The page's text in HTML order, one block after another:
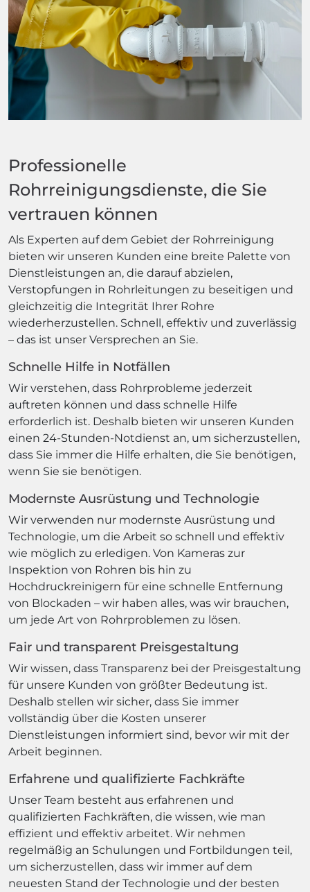
Professionelle
Rohrreinigungsdienste, die Sie
vertrauen können
Als Experten auf dem Gebiet der Rohrreinigung
bieten wir unseren Kunden eine breite Palette von
Dienstleistungen an, die darauf abzielen,
Verstopfungen in Rohrleitungen zu beseitigen und
gleichzeitig die Integrität Ihrer Rohre
wiederherzustellen. Schnell, effektiv und zuverlässig
– das ist unser Versprechen an Sie.
Schnelle Hilfe in Notfällen
Wir verstehen, dass Rohrprobleme jederzeit
auftreten können und dass schnelle Hilfe
erforderlich ist. Deshalb bieten wir unseren Kunden
einen 24-Stunden-Notdienst an, um sicherzustellen,
dass Sie immer die Hilfe erhalten, die Sie benötigen,
wenn Sie sie benötigen.
Modernste Ausrüstung und Technologie
Wir verwenden nur modernste Ausrüstung und
Technologie, um die Arbeit so schnell und effektiv
wie möglich zu erledigen. Von Kameras zur
Inspektion von Rohren bis hin zu
Hochdruckreinigern für eine schnelle Entfernung
von Blockaden – wir haben alles, was wir brauchen,
um jede Art von Rohrproblemen zu lösen.
Fair und transparent Preisgestaltung
Wir wissen, dass Transparenz bei der Preisgestaltung
für unsere Kunden von größter Bedeutung ist.
Deshalb stellen wir sicher, dass Sie immer
vollständig über die Kosten unserer
Dienstleistungen informiert sind, bevor wir mit der
Arbeit beginnen.
Erfahrene und qualifizierte Fachkräfte
Unser Team besteht aus erfahrenen und
qualifizierten Fachkräften, die wissen, wie man
effizient und effektiv arbeitet. Wir nehmen
regelmäßig an Schulungen und Fortbildungen teil,
um sicherzustellen, dass wir immer auf dem
neuesten Stand der Technologie und der besten